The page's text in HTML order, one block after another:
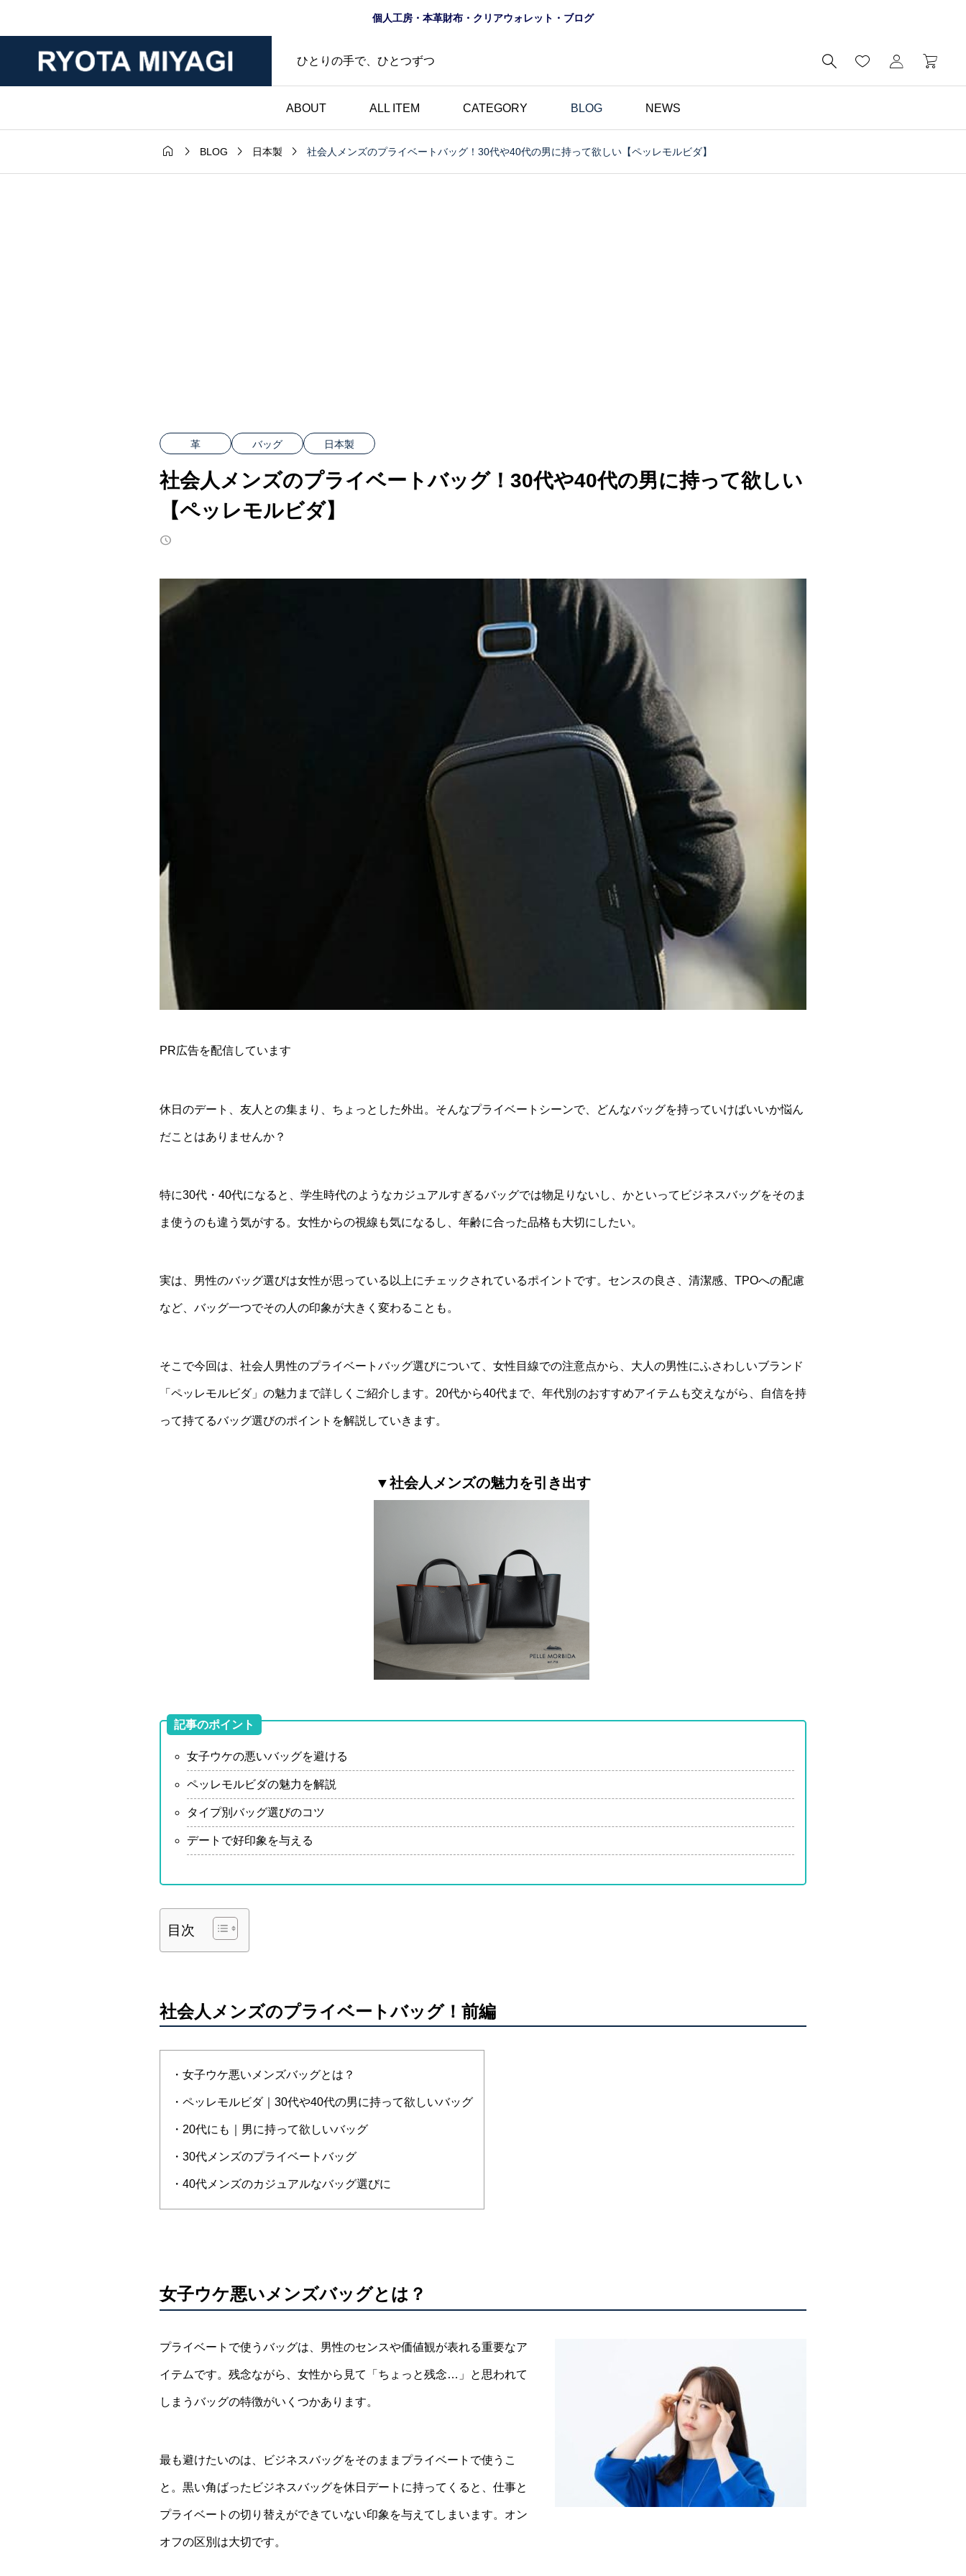
個人工房・本革財布・クリアウォレット・ブログ
ひとりの手で、ひとつずつ 
ABOUT ALL ITEM CATEGORY BLOG NEWS
財布 財布 財布
  BLOG  日本製  社会人メンズのプライベートバッグ！30代や40代の男に持って欲しい【ペッレモルビダ】
革 バッグ 日本製
社会人メンズのプライベートバッグ！30代や40代の男に持って欲しい
【ペッレモルビダ】
PR広告を配信しています
休日のデート、友人との集まり、ちょっとした外出。そんなプライベートシーンで、どんなバッグを持っていけばいいか悩ん
だことはありませんか？
特に30代・40代になると、学生時代のようなカジュアルすぎるバッグでは物足りないし、かといってビジネスバッグをそのま
ま使うのも違う気がする。女性からの視線も気になるし、年齢に合った品格も大切にしたい。
実は、男性のバッグ選びは女性が思っている以上にチェックされているポイントです。センスの良さ、清潔感、TPOへの配慮
など、バッグ一つでその人の印象が大きく変わることも。
そこで今回は、社会人男性のプライベートバッグ選びについて、女性目線での注意点から、大人の男性にふさわしいブランド
「ペッレモルビダ」の魅力まで詳しくご紹介します。20代から40代まで、年代別のおすすめアイテムも交えながら、自信を持
って持てるバッグ選びのポイントを解説していきます。
▼社会人メンズの魅力を引き出す
記事のポイント
女子ウケの悪いバッグを避ける
ペッレモルビダの魅力を解説
タイプ別バッグ選びのコツ
デートで好印象を与える
目次
社会人メンズのプライベートバッグ！前編
・女子ウケ悪いメンズバッグとは？
・ペッレモルビダ｜30代や40代の男に持って欲しいバッグ
・20代にも｜男に持って欲しいバッグ
・30代メンズのプライベートバッグ
・40代メンズのカジュアルなバッグ選びに
女子ウケ悪いメンズバッグとは？
プライベートで使うバッグは、男性のセンスや価値観が表れる重要なア
イテムです。残念ながら、女性から見て「ちょっと残念…」と思われて
しまうバッグの特徴がいくつかあります。
最も避けたいのは、ビジネスバッグをそのままプライベートで使うこ
と。黒い角ばったビジネスバッグを休日デートに持ってくると、仕事と
プライベートの切り替えができていない印象を与えてしまいます。オン
オフの区別は大切です。